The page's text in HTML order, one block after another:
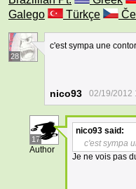
Galego
Türkçe
28
c'est sympa une
nico93 02/19/2012
17
Author
nico93 said:
c'est sympa
Je ne vois pas